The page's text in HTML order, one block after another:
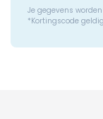
Je gegevens
*Kortingscode